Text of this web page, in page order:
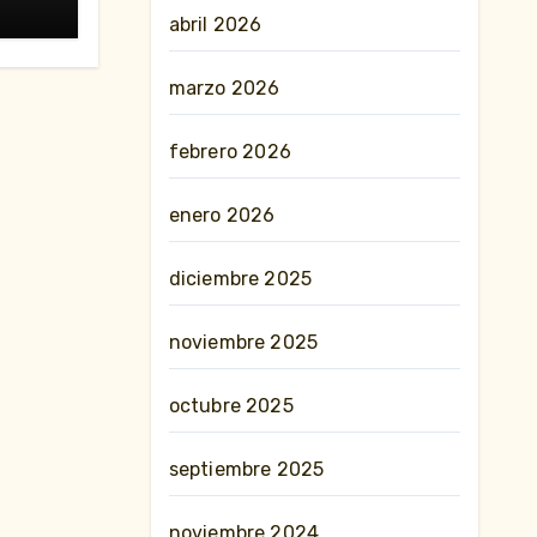
abril 2026
marzo 2026
febrero 2026
enero 2026
diciembre 2025
noviembre 2025
octubre 2025
septiembre 2025